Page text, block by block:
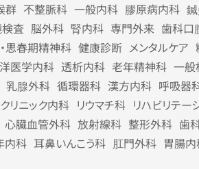
群 不整脈科 一般内科 膠原病内科
査 脳外科 腎内科 専門外来 歯科口
思春期精神科 健康診断 メンタルケア
医学内科 透析内科 老年精神科 一般
乳腺外科 循環器科 漢方内科 呼吸器
リニック内科 リウマチ科 リハビリテー
心臓血管外科 放射線科 整形外科 歯
内科 耳鼻いんこう科 肛門外科 胃腸